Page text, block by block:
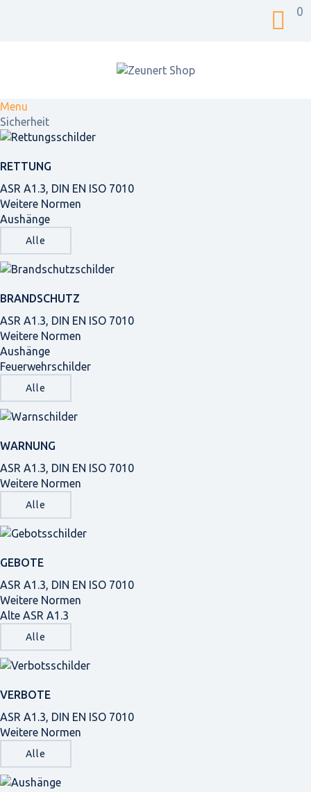
0
Menu
Sicherheit
RETTUNG
ASR A1.3, DIN EN ISO 7010
Weitere Normen
Aushänge
Alle
BRANDSCHUTZ
ASR A1.3, DIN EN ISO 7010
Weitere Normen
Aushänge
Feuerwehrschilder
Alle
WARNUNG
ASR A1.3, DIN EN ISO 7010
Weitere Normen
Alle
GEBOTE
ASR A1.3, DIN EN ISO 7010
Weitere Normen
Alte ASR A1.3
Alle
VERBOTE
ASR A1.3, DIN EN ISO 7010
Weitere Normen
Alle